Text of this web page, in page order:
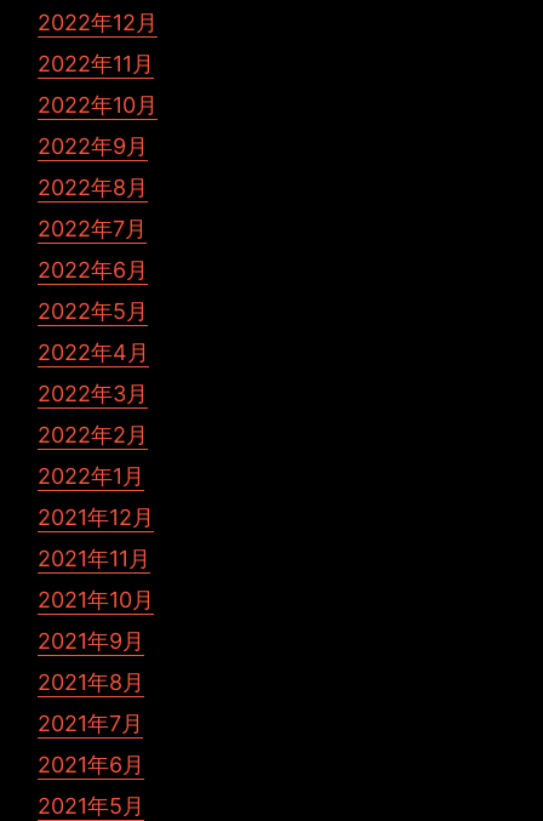
2022年12月
2022年11月
2022年10月
2022年9月
2022年8月
2022年7月
2022年6月
2022年5月
2022年4月
2022年3月
2022年2月
2022年1月
2021年12月
2021年11月
2021年10月
2021年9月
2021年8月
2021年7月
2021年6月
2021年5月